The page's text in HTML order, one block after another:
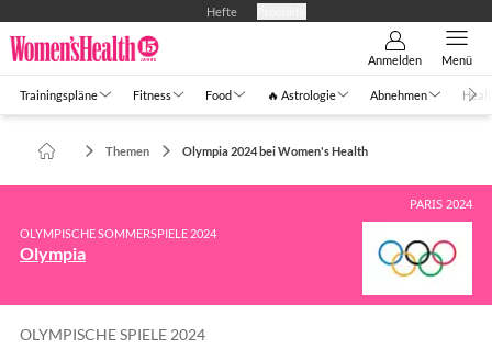
Hefte
Anmelden Menü
Trainingspläne Fitness Food 🔥 Astrologie Abnehmen
Themen Olympia 2024 bei Women's Health
OLYMPISCHE SOMMERSPIELE 2024
Olympia
PARIS 2024
OLYMPISCHE SPIELE 2024